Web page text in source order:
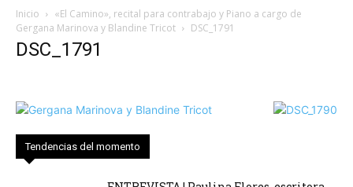
Inicio
«El Camino», recital para contrabajo y Piano a cargo de
Gergana Marinova y Blandine Tricot
DSC_1791
DSC_1791
Tendencias del momento